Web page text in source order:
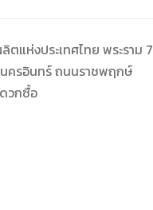
แห่งประเทศไทย พระราม 7
ครอินทร์ ถนนราชพฤกษ์
วกซื้อ